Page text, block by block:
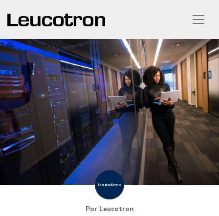
Por Leucotron